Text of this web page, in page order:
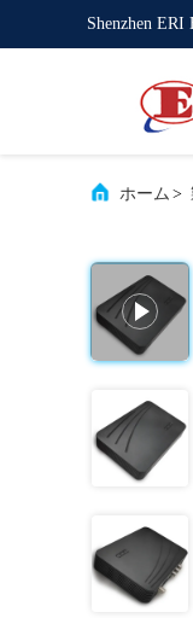
Shenzhen
ホーム >